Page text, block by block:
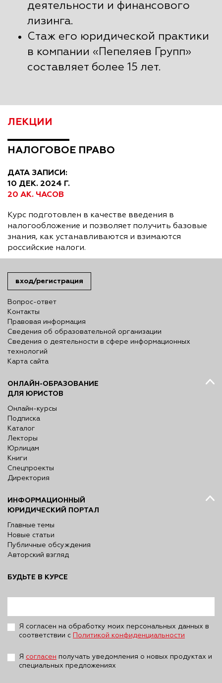
деятельности и финансового
лизинга.
Стаж его юридической практики
в компании «Пепеляев Групп»
составляет более 15 лет.
ЛЕКЦИИ
НАЛОГОВОЕ ПРАВО
ДАТА ЗАПИСИ:
10 ДЕК. 2024 Г.
20 АК. ЧАСОВ
Курс подготовлен в качестве введения в
налогообложение и позволяет получить базовые
знания, как устанавливаются и взимаются
российские налоги.
вход/регистрация
Вопрос-ответ
Контакты
Правовая информация
Сведения об образовательной организации
Сведения о деятельности в сфере информационных
технологий
Карта сайта
ОНЛАЙН-ОБРАЗОВАНИЕ
ДЛЯ ЮРИСТОВ
Онлайн-курсы
Подписка
Каталог
Лекторы
Юрлицам
Книги
Спецпроекты
Директория
ИНФОРМАЦИОННЫЙ
ЮРИДИЧЕСКИЙ ПОРТАЛ
Главные темы
Новые статьи
Публичные обсуждения
Авторский взгляд
БУДЬТЕ В КУРСЕ
Я согласен на обработку моих персональных данных в
соответствии с
Политикой конфиденциальности
Я согласен получать уведомления о новых продуктах и
специальных предложениях